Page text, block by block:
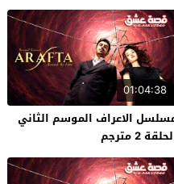
01:04:38
الاعراف الموسم الثاني
2 مترجم